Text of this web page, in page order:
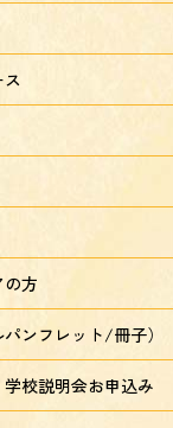
ス
方
ンフレット/冊子）
校説明会お申込み